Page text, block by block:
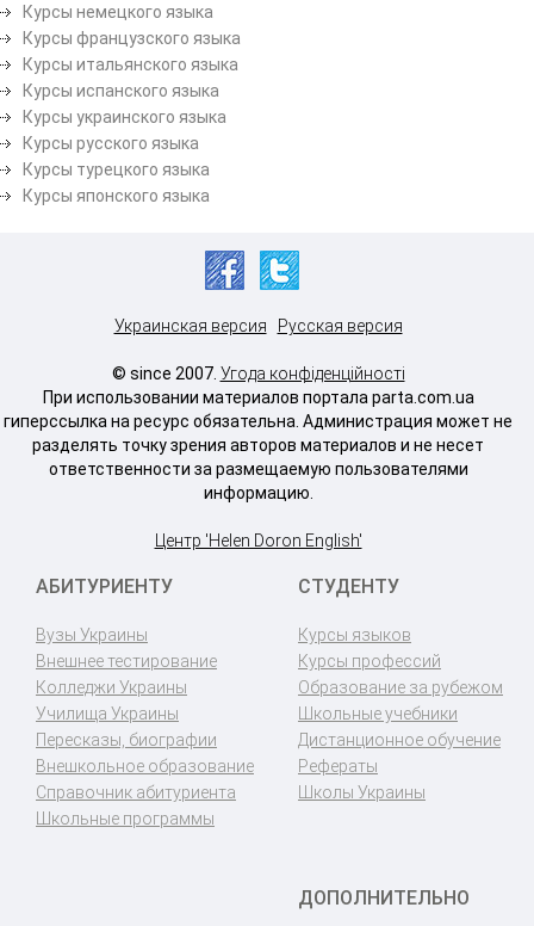
Курсы немецкого языка
Курсы французского языка
Курсы итальянского языка
Курсы испанского языка
Курсы украинского языка
Курсы русского языка
Курсы турецкого языка
Курсы японского языка
Украинская версия Русская версия
© since 2007. Угода конфіденційності
При использовании материалов портала parta.com.ua
гиперссылка на ресурс обязательна. Администрация может не
разделять точку зрения авторов материалов и не несет
ответственности за размещаемую пользователями
информацию.
Центр 'Helen Doron English'
АБИТУРИЕНТУ
Вузы Украины
Внешнее тестирование
Колледжи Украины
Училища Украины
Пересказы, биографии
Внешкольное образование
Справочник абитуриента
Школьные программы
СТУДЕНТУ
Курсы языков
Курсы профессий
Образование за рубежом
Школьные учебники
Дистанционное обучение
Рефераты
Школы Украины
ДОПОЛНИТЕЛЬНО